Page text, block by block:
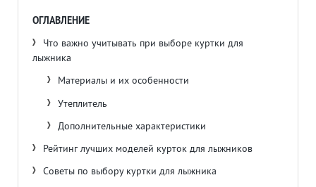
ОГЛАВЛЕНИЕ
Что важно учитывать при выборе куртки для
лыжника
Материалы и их особенности
Утеплитель
Дополнительные характеристики
Рейтинг лучших моделей курток для лыжников
Советы по выбору куртки для лыжника